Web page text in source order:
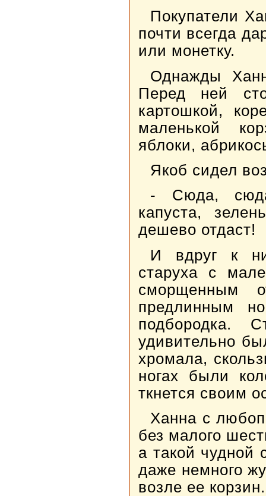
Покупатели
почти всегда
или монетку.
Однажды
Перед ней
картошкой,
маленькой
яблоки,
Якоб сидел
- Сюда,
капуста,
дешево отдаст!
И вдруг к
старуха с
сморщенным
предлинным
подбородка.
удивительно
хромала,
ногах были
ткнется своим
Ханна с
без малого
а такой чудной
даже немного
возле ее корзин.